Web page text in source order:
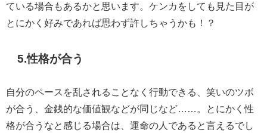
ている場合もあるかと思います。ケンカをしても見た目が
とにかく好みであれば思わず許しちゃうかも！？
5.性格が合う
自分のペースを乱されることなく行動できる、笑いのツボ
が合う、金銭的な価値観などが同じなど……。とにかく性
格が合うなと感じる場合は、運命の人であると言えるでし